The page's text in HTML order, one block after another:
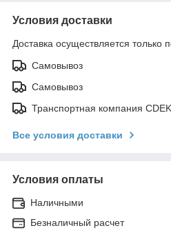
Условия доставки
Доставка осуществляется только
Самовывоз
Самовывоз
Транспортная компания
Все условия доставки
Условия оплаты
Наличными
Безналичный расчет